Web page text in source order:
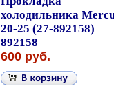
холодильника
20-25 (27-892158)
892158
600 руб.